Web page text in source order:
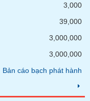
3,000
39,000
3,000,000
3,000,000
Bản cáo bạch phát hành